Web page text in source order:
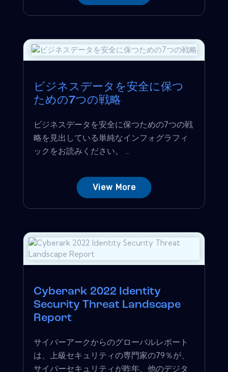
ビジネスデータを安全に保つ
ための7つの戦略
ビジネスデータを安全に保つための7つの戦
略を見出している単純なインフォグラフィ
ックをお読みください。 ...
View More
Cyber​​ark 2022 Identity
Security Threat Landscape
Report
サイバーアークからのグローバルレポート
は、上級セキュリティの専門家の79％が、
サイバーセキュリティが昨年、他のデジタ